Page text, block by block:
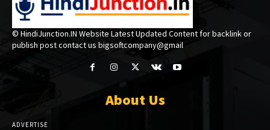
© HindiJunction.IN Website Latest Updated Content for backlink or
publish post contact us bigsoftcompany@gmail
About Us
ADVERTISE